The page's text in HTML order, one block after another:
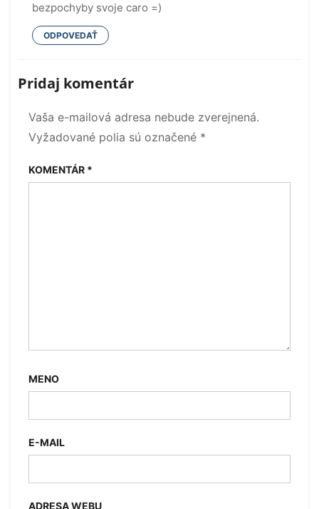
bezpochyby svoje caro =)
ODPOVEDAŤ
Pridaj komentár
Vaša e-mailová adresa nebude zverejnená.
Vyžadované polia sú označené *
KOMENTÁR *
MENO
E-MAIL
ADRESA WEBU